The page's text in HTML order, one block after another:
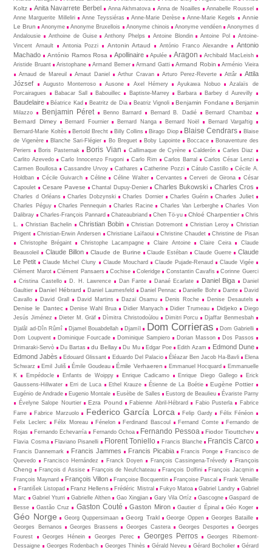
Koltz
Anita Navarrete Berbel Anna Akhmatova Anna de Noailles
Annabelle Roussel
Anne Marguerite Milleliri
Anne Teyssiéras Anne-Marie Derèse Anne-Marie Kegels
Annie
Le Brun
Anonyme Anonyme Bruxellois Anonyme chinois Anonyme vendéen
Anonymes d
Andalousie
Anthoine de Guise Anthony Phelps Antoine Blondin Antoine Pol
Antoine-
Vincent Arnault
Antonia Pozzi Antonin Artaud António Franco Alexandre
Antonio
Machado
António Ramos Rosa Apollinaire Apulée Aragon
Archibald MacLeish
Aristide Bruant
Aristophane Armand Bemer Armand Gatti Armand Robin
Arménio Vieira
Arnaud de Mareuil
Arnaut Daniel Arthur Cravan Arturo Perez-Reverte Attâr
Attila
József
Augusto Monterroso Ausone Axel Hémery Ayukawa Nobuo
Azalaïs de
Porcairagues
Babacar Sall Babouillec Baptiste-Marrey Barbara Barbey d Aurevilly
Baudelaire Béatrice Kad Beatritz de Dia Beatriz Vignoli Benjamin Fondane
Benjamin
Milazzo
Benjamin Péret Benno Barnard Bernard B. Dadié Bernard Chambaz
Bernard Dimey Bernard Fournier Bernard Nanga Bernard Noël
Bernard Vargaftig
Bernard-Marie Koltès
Bertold Brecht Billy Collins Birago Diop Blaise Cendrars
Blaise
de Vigenère
Blanche Sari-Flégier Bo Breguet Boby Lapointe Boccace
Bonaventure des
Periers
Boris Pasternak Boris Vian Callimaque de Cyrène Cal­derón
Carles Diaz
Carlito Azevedo
Carlo Innocenzo Frugoni Carlo Rim Carlos Barral
Carlos César Lenzi
Carmen Boullosa
Cassandre Urvoy Cathares Catherine Pozzi Cátulo Castillo
Cécile A.
Holdban
Cécile Guivarch Céline Céline Walter Cervantes Cerveri de Girona
César
Capoulet
Cesare Pavese Chantal Dupuy-Denier Charles Bukowski Charles Cros
Charles d Orléans Charles Dobzynski Charles Dornier Charles Guérin Charles Juliet
Charles Péguy Charles Pennequin Charles Racine Charles Van Lerberghe
Charles Vion
Dalibray
Charles-François Pannard Chateaubriand Chen Tö-yu Chloé Charpentier
Chris
Christian Bachelin Christian Bobin Christian Dotremont Christian Leroy
Christian
Prigent
Christian-Erwin Andersen Christiane Laïfaoui Christine Chaudet
Christine de Pisan
Christophe Brégaint
Christophe Lacampagne Claire Antoine Claire Ceira
Claude
Beausoleil
Claude Billon Claude de Burine Claude Estéban Claude Guerre
Claude
Le Petit
Claude Michel Cluny Claude Mouchard Claude Pujade-Renaud
Claude Vigée
Clément Marot
Clément Pansaers Cochise Coleridge Constantin Cavafis
Corinne Guerci
Cristina Castello
D. H. Lawrence Dan Fante Danaé Ecarlate Daniel Biga
Daniel
Gaultier
Daniel Hébrard Daniel Laumesfeld Daniel Pennac Danielle Bohr Dante
David
Cavallo
David Grall David Martins Dazaï Osamu Denis Roche Denise Desautels
Denise le Dantec Denise Wahl Brua Didier Manyach Didier Trumeau Didjeko
Diego
Jesús Jiménez
Dieter M. Gräf Dìmitra Christodoùlou Dimitri Porcu
Djaffar Benmesbah
Djalâl ad-Dîn Rûmî
Djamel Bouabdellah Djamīl Dom Corrieras
Dom Gabrielli
Dom Loupvent
Dominique Fourcade Dominique Sampiero Dorian Masson
Dos Passos
Drimaraki-Servò
Du Bartas du Bellay Du Mu Edgar Poe Edith Azam
Edmond Dune
Edmond Jabès
Edouard Glissant Eduardo Del Palacio Éléazar Ben Jacob Ha-Bavli
Elena
Schwarz
Emil Juliš Émile Goudeau Émile Verhaeren Emmanuel Hocquard
Emmanuelle
K
Empédocle Enfants de Woippy Enrique Cadicamo Enrique Diego Gallego
Erick
Gaussens-Hillwater
Erri de Luca Ethel Krauze Étienne de La Boétie Eugène Pottier
Eugénio de Andrade Eugenio Montale Eusèbe de Salles Eustorg de Beaulieu
Évariste Parny
Évelyne Salope Nourtier
Ezra Pound Fabienne Abril-Hébrard Fabio Pusterla
Fabrice
Farre
Fabrice Marzuolo Federico García Lorca Felip Gardy
Félix Fénéon
Felix Leclerc
Félix Moreau Fénelon Ferdinand Bascoul Fernand Comte
Fernando de
Rojas
Fernando Echevarría Fernando Ochoa Fernando Pessoa Fiodor Tiouttchev
Flavia Cosma Flaviano Pisanelli Florent Toniello Francis Blanche Francis Carco
Francis Dannemark Francis Jammes Francis Picabia Francis Ponge
Francisco de
Quevedo
Francisco Hernández Franck Doyen François Cassingena-Trévedy
François
Cheng
François d Assise François de Neufchateau François Dolfini
François Jacqmin
François Maynard
François Villon Françoise Bocquentin Françoise Pascal
Frank Venaille
František Listopad
Franz Hellens Frédéric Mistral Fukyo Matoa Gabriel Landry
Gabriel
Marc
Gabriel Yturri Gabrielle Althen Gao Xingjian Gary Vila Ortíz Gascogne
Gaspard de
Besse
Gastão Cruz Gaston Couté Gaston Miron Gautier d Épinal Géo Koger
Géo Norge Georg Quppersimaan Georg Trakl George Oppen
Georges Bataille
Georges Bernanos
Georges Brassens Georges Castera Georges Desportes
Georges
Fourest
Georges Hénein Georges Perec Georges Perros
Georges Ribemont-
Dessaigne
Georges Rodenbach Georges Thinès Gérald Neveu Gérard Bocholier
Gérard